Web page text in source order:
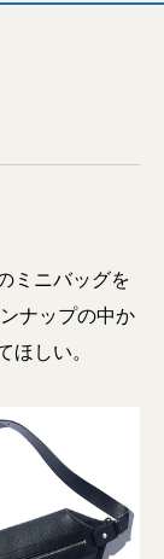
ミニバッグを
ナップの中か
ほしい。